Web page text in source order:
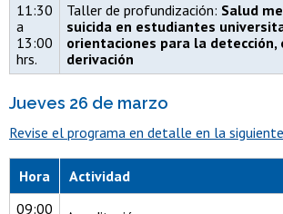
11:30
a
13:00
hrs.
Taller de profundización: Salud
suicida en estudiantes
orientaciones para la detección,
derivación
Jueves 26 de marzo
Revise el programa en detalle en la
Hora
Actividad
09:00